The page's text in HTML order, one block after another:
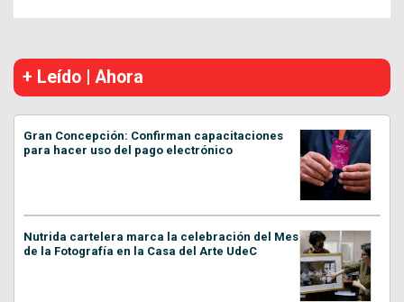
+ Leído | Ahora
Gran Concepción: Confirman capacitaciones
para hacer uso del pago electrónico
Nutrida cartelera marca la celebración del Mes
de la Fotografía en la Casa del Arte UdeC